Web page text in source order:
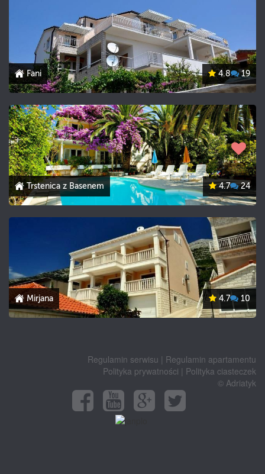
Fani 4.8 19
Trstenica z Basenem 4.7 24
Mirjana 4.7 10
Regulamin serwisu | Regulamin apartamentu
Polityka prywatności | Polityka ciasteczek
© Adriatyk